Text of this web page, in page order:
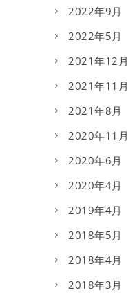
2022年9月
2022年5月
2021年12月
2021年11月
2021年8月
2020年11月
2020年6月
2020年4月
2019年4月
2018年5月
2018年4月
2018年3月